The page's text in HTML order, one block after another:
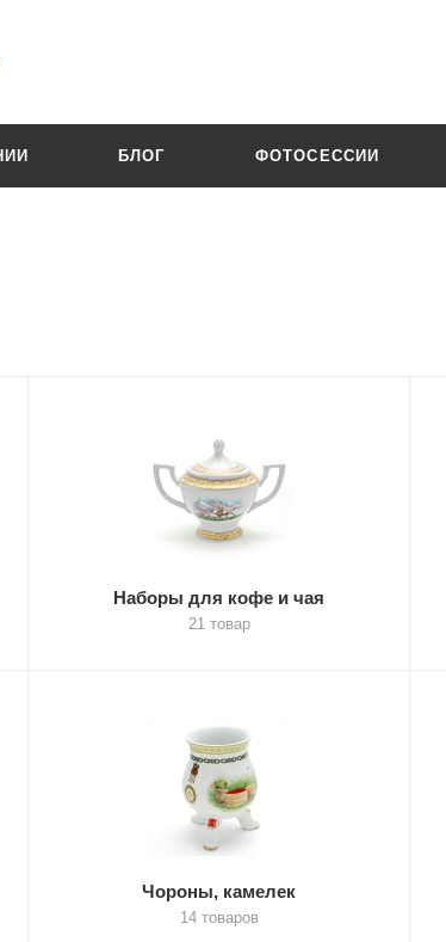
БЛОГ ФОТОСЕССИИ
Наборы для кофе и чая
21 товар
Чороны, камелек
14 товаров